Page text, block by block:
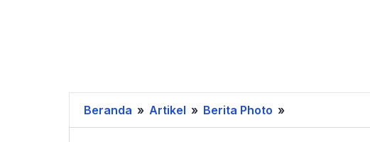
Beranda » Artikel » Berita Photo »
Shooting